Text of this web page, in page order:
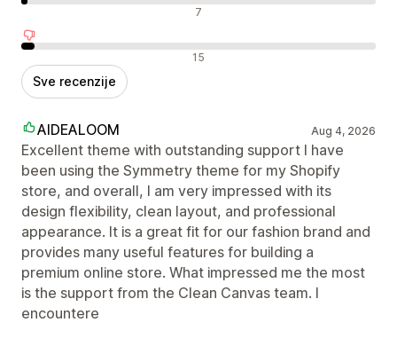
Neutralne recenzije 7
Negativne recenzije 15
Sve recenzije
AIDEALOOM Aug 4, 2026
Excellent theme with outstanding support I have
been using the Symmetry theme for my Shopify
store, and overall, I am very impressed with its
design flexibility, clean layout, and professional
appearance. It is a great fit for our fashion brand and
provides many useful features for building a
premium online store. What impressed me the most
is the support from the Clean Canvas team. I
encountere